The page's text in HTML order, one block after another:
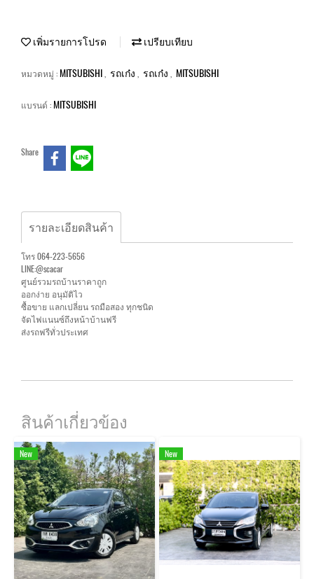
เพิ่มรายการโปรด เปรียบเทียบ
หมวดหมู่ :MITSUBISHI รถเก๋ง รถเก๋ง MITSUBISHI
แบรนด์ :MITSUBISHI
Share
รายละเอียดสินค้า
โทร 064-223-5656
LINE:@scacar
ศูนย์รวมรถบ้านราคาถูก
ออกง่าย อนุมัติไว
ซื้อขาย แลกเปลี่ยน รถมือสอง ทุกชนิด
จัดไฟแนนซ์ถึงหน้าบ้านฟรี
ส่งรถฟรีทั่วประเทศ
สินค้าเกี่ยวข้อง
New New